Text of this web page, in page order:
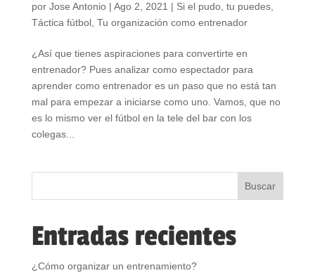
por Jose Antonio| Ago 2, 2021 | Si el pudo, tu puedes,
Táctica fútbol, Tu organización como entrenador
¿Así que tienes aspiraciones para convertirte en
entrenador? Pues analizar como espectador para
aprender como entrenador es un paso que no está tan
mal para empezar a iniciarse como uno. Vamos, que no
es lo mismo ver el fútbol en la tele del bar con los
colegas...
Entradas recientes
¿Cómo organizar un entrenamiento?